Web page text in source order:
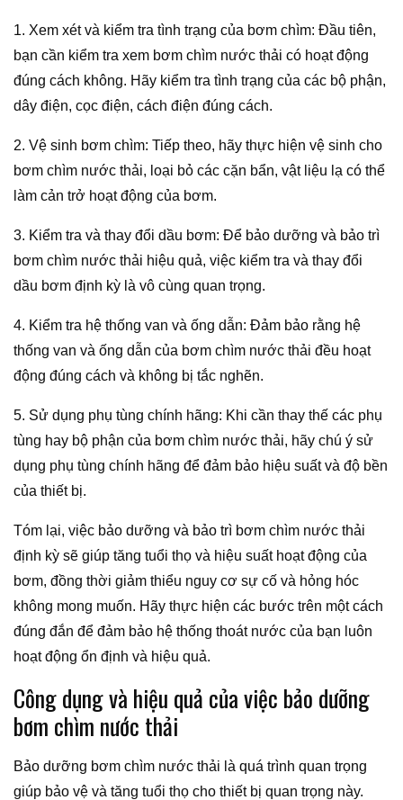
1. Xem xét và kiểm tra tình trạng của bơm chìm: Đầu tiên,
bạn cần kiểm tra xem bơm chìm nước thải có hoạt động
đúng cách không. Hãy kiểm tra tình trạng của các bộ phận,
dây điện, cọc điện, cách điện đúng cách.
2. Vệ sinh bơm chìm: Tiếp theo, hãy thực hiện vệ sinh cho
bơm chìm nước thải, loại bỏ các cặn bẩn, vật liệu lạ có thể
làm cản trở hoạt động của bơm.
3. Kiểm tra và thay đổi dầu bơm: Để bảo dưỡng và bảo trì
bơm chìm nước thải hiệu quả, việc kiểm tra và thay đổi
dầu bơm định kỳ là vô cùng quan trọng.
4. Kiểm tra hệ thống van và ống dẫn: Đảm bảo rằng hệ
thống van và ống dẫn của bơm chìm nước thải đều hoạt
động đúng cách và không bị tắc nghẽn.
5. Sử dụng phụ tùng chính hãng: Khi cần thay thế các phụ
tùng hay bộ phận của bơm chìm nước thải, hãy chú ý sử
dụng phụ tùng chính hãng để đảm bảo hiệu suất và độ bền
của thiết bị.
Tóm lại, việc bảo dưỡng và bảo trì bơm chìm nước thải
định kỳ sẽ giúp tăng tuổi thọ và hiệu suất hoạt động của
bơm, đồng thời giảm thiểu nguy cơ sự cố và hỏng hóc
không mong muốn. Hãy thực hiện các bước trên một cách
đúng đắn để đảm bảo hệ thống thoát nước của bạn luôn
hoạt động ổn định và hiệu quả.
Công dụng và hiệu quả của việc bảo dưỡng
bơm chìm nước thải
Bảo dưỡng bơm chìm nước thải là quá trình quan trọng
giúp bảo vệ và tăng tuổi thọ cho thiết bị quan trọng này.